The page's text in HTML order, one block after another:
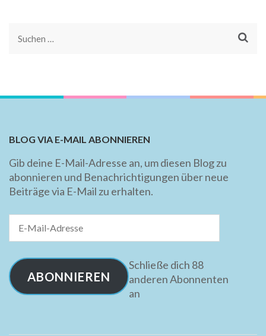
Suchen
BLOG VIA E-MAIL ABONNIEREN
Gib deine E-Mail-Adresse an, um diesen Blog zu
abonnieren und Benachrichtigungen über neue
Beiträge via E-Mail zu erhalten.
Mail-
ABONNIEREN
Schließe dich 88
anderen Abonnenten
an